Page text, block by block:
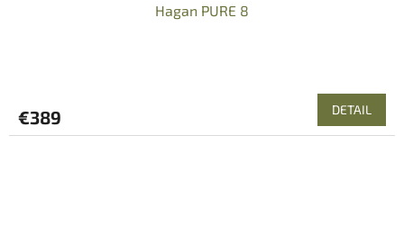
Hagan PURE 8
€389 DETAIL